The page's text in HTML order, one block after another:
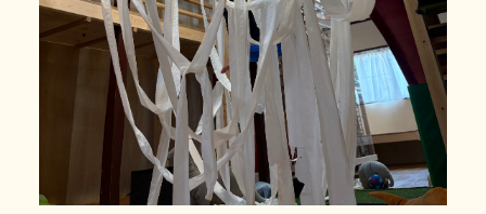
06-7505-2131
体験に行ってみる
お問い合わせ